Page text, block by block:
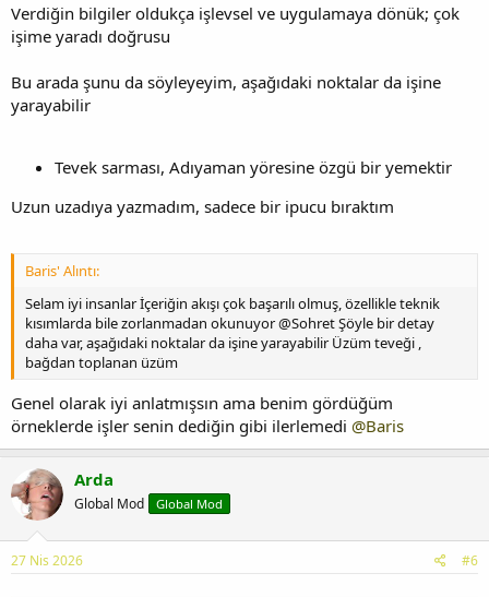
Verdiğin bilgiler oldukça işlevsel ve uygulamaya dönük; çok
işime yaradı doğrusu
Bu arada şunu da söyleyeyim, aşağıdaki noktalar da işine
yarayabilir
Tevek sarması, Adıyaman yöresine özgü bir yemektir
Uzun uzadıya yazmadım, sadece bir ipucu bıraktım
Baris' Alıntı:
Selam iyi insanlar İçeriğin akışı çok başarılı olmuş, özellikle teknik
kısımlarda bile zorlanmadan okunuyor @Sohret Şöyle bir detay
daha var, aşağıdaki noktalar da işine yarayabilir Üzüm teveği ,
bağdan toplanan üzüm
Genel olarak iyi anlatmışsın ama benim gördüğüm
örneklerde işler senin dediğin gibi ilerlemedi @Baris
Arda
Global Mod Global Mod
27 Nis 2026 #6